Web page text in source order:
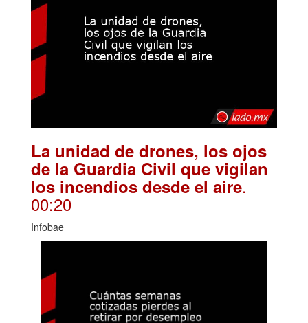
La unidad de drones, los ojos
de la Guardia Civil que vigilan
los incendios desde el aire.
00:20
Infobae